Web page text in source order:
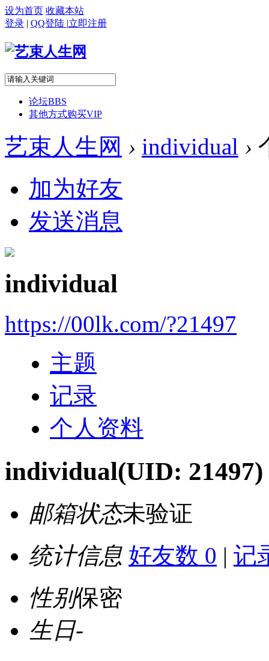
设为首页 收藏本站
登录 | QQ登陆 |立即注册
论坛BBS
其他方式购买VIP
艺束人生网 › individual ›
加为好友
发送消息
individual
https://00lk.com/?21497
主题
记录
个人资料
individual(UID: 21497)
邮箱状态未验证
统计信息 好友数 0 | 记
性别保密
生日-